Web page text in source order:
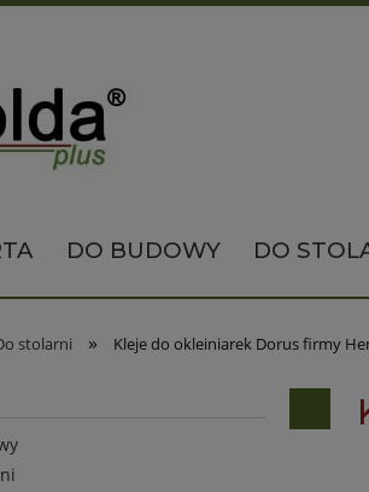
DO BUDOWY DO
stolarni » Kleje do okleiniarek Dorus firmy